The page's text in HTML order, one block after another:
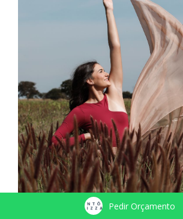
Pedir Orçamento